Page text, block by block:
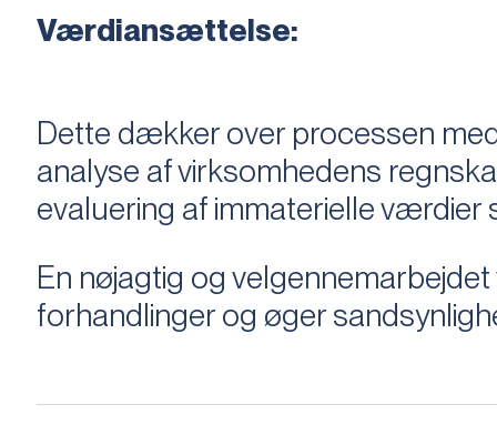
Værdiansættelse:
Dette dækker over processen
analyse af virksomhedens
evaluering af immaterielle
En nøjagtig og
forhandlinger og øger